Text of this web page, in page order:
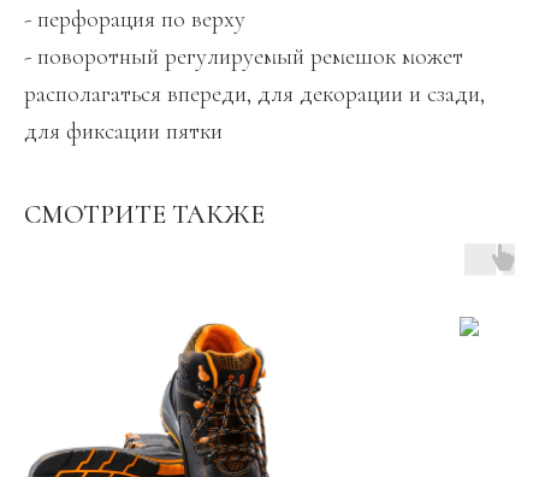
- перфорация по верху
- поворотный регулируемый ремешок может
располагаться впереди, для декорации и сзади,
для фиксации пятки
СМОТРИТЕ ТАКЖЕ